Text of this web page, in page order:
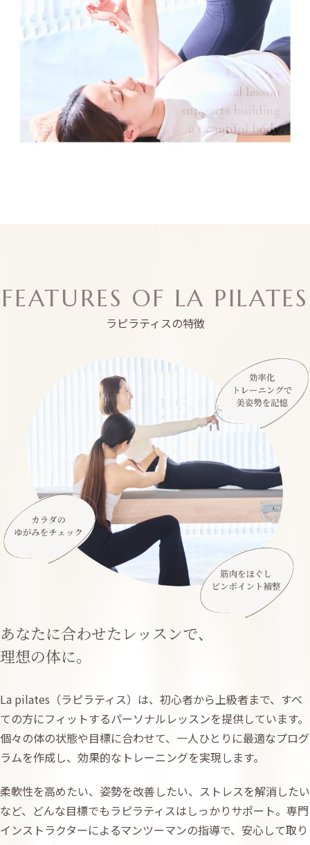
FEATURES OF LA PILATES
ラピラティスの特徴
あなたに合わせたレッスンで、
理想の体に。
La pilates（ラピラティス）は、初心者から上級者まで、すべ
ての方にフィットするパーソナルレッスンを提供しています。
個々の体の状態や目標に合わせて、一人ひとりに最適なプログ
ラムを作成し、効果的なトレーニングを実現します。
柔軟性を高めたい、姿勢を改善したい、ストレスを解消したい
など、どんな目標でもラピラティスはしっかりサポート。専門
インストラクターによるマンツーマンの指導で、安心して取り